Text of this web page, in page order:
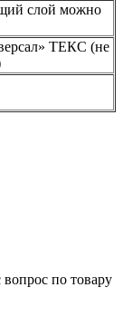
слой можно
ТЕКС (не
по товару